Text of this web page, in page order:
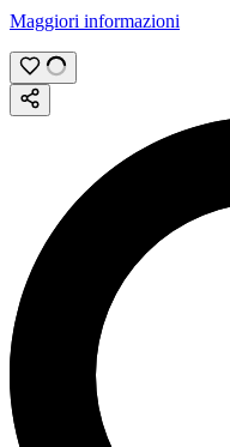
Maggiori informazioni